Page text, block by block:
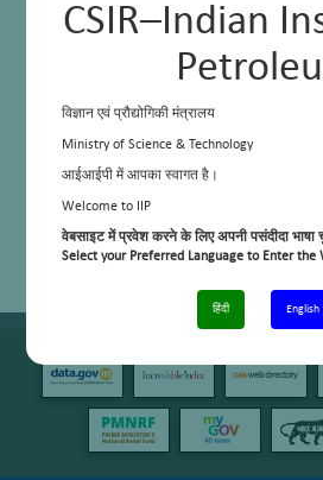
CSIR–Indian
विज्ञान एवं प्रौद्योगिकी मंत्रालय
Ministry of Science & Technology
आईआईपी में आपका स्वागत है।
Welcome to IIP
वेबसाइट में प्रवेश करने के लिए अपनी पसंदीदा भाषा
Select your Preferred Language to Enter the
हिंदी English